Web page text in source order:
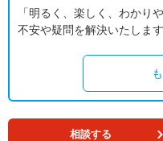
「明るく、楽しく、わかり
不安や疑問を解決いたします
相談する